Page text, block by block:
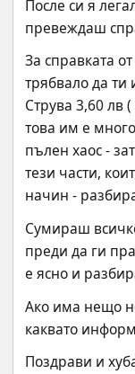
После си я
превеждаш
За справката
трябвало да ти
Струва 3,60 лв
това им е
пълен хаос -
тези части,
начин -
Сумираш
преди да ги
е ясно и
Ако има нещо
каквато
Поздрави и